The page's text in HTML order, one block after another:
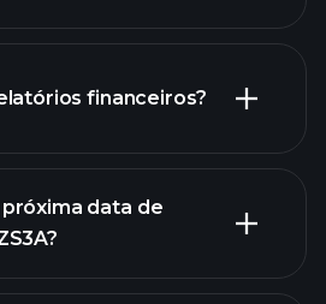
financeiros?
finanças
data de